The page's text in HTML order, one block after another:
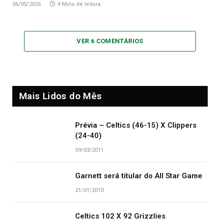
06/05/2026 4 Mins de leitura
VER 6 COMENTÁRIOS
Mais Lidos do Mês
Prévia – Celtics (46-15) X Clippers
(24-40)
09/03/2011
Garnett será titular do All Star Game
21/01/2010
Celtics 102 X 92 Grizzlies